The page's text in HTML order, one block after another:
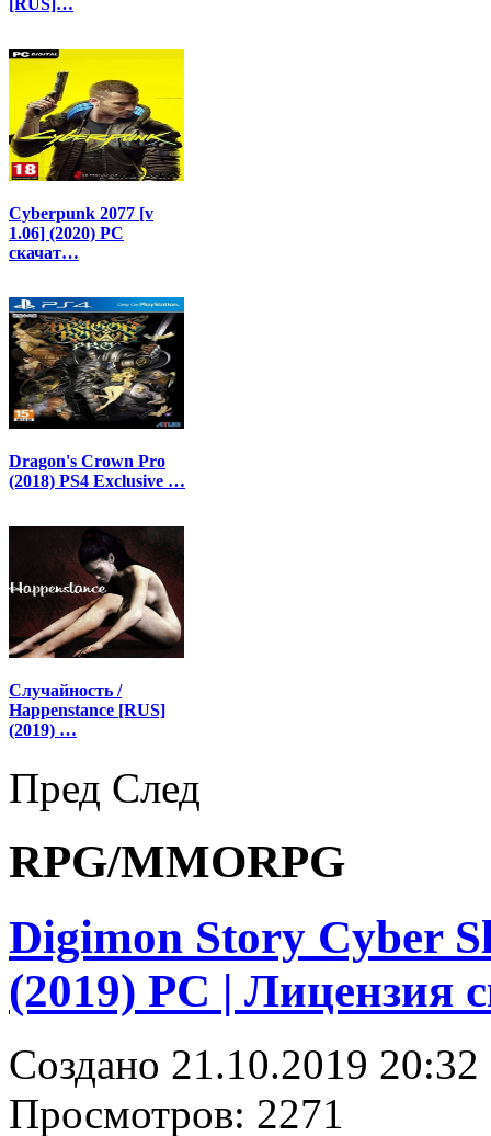
[RUS]…
Cyberpunk 2077 [v
1.06] (2020) PC
скачат…
Dragon's Crown Pro
(2018) PS4 Exclusive …
Случайность /
Happenstance [RUS]
(2019) …
Пред След
RPG/MMORPG
Digimon Story Cyber
(2019) PC | Лицензия
Создано 21.10.2019 20:32
Просмотров: 2271